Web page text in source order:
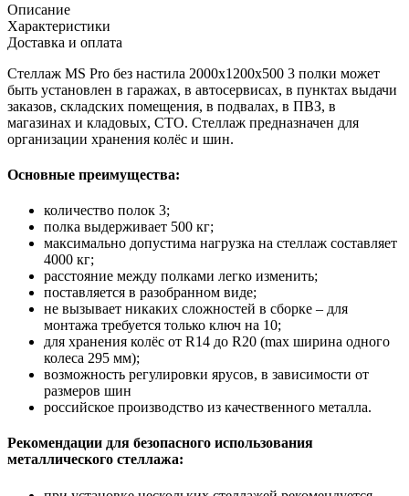
Описание
Характеристики
Доставка и оплата
Стеллаж MS Pro без настила 2000х1200x500 3 полки может
быть установлен в гаражах, в автосервисах, в пунктах выдачи
заказов, складских помещения, в подвалах, в ПВЗ, в
магазинах и кладовых, СТО. Стеллаж предназначен для
организации хранения колёс и шин.
Основные преимущества:
количество полок 3;
полка выдерживает 500 кг;
максимально допустима нагрузка на стеллаж составляет
4000 кг;
расстояние между полками легко изменить;
поставляется в разобранном виде;
не вызывает никаких сложностей в сборке – для
монтажа требуется только ключ на 10;
для хранения колёс от R14 до R20 (max ширина одного
колеса 295 мм);
возможность регулировки ярусов, в зависимости от
размеров шин
российское производство из качественного металла.
Рекомендации для безопасного использования
металлического стеллажа: